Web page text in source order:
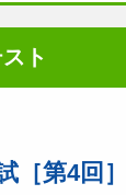
ト
［第4回］